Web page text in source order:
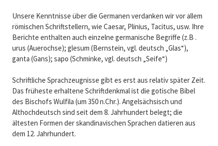
Unsere Kenntnisse über die Germanen verdanken wir vor allem
römischen Schriftstellern, wie Caesar, Plinius, Tacitus, usw. Ihre
Berichte enthalten auch einzelne germanische Begriffe (z.B .
urus (Auerochse); glesum (Bernstein, vgl. deutsch „Glas“),
ganta (Gans); sapo (Schminke, vgl. deutsch „Seife“)
Schriftliche Sprachzeugnisse gibt es erst aus relativ später Zeit.
Das früheste erhaltene Schriftdenkmal ist die gotische Bibel
des Bischofs Wulfila (um 350 n.Chr.). Angelsächsisch und
Althochdeutsch sind seit dem 8. Jahrhundert belegt; die
ältesten Formen der skandinavischen Sprachen datieren aus
dem 12. Jahrhundert.